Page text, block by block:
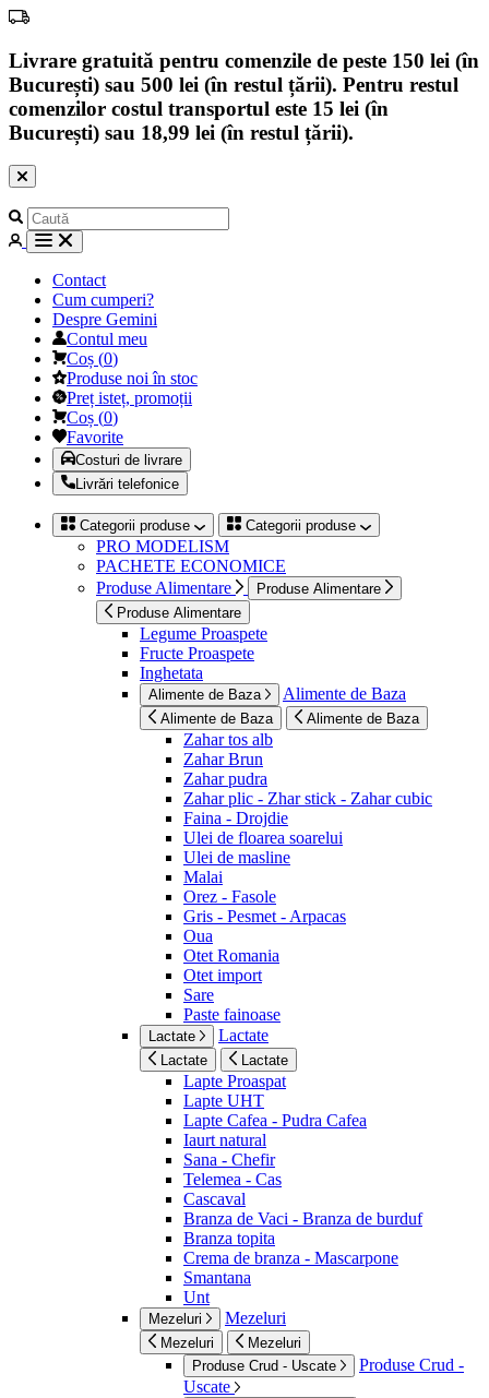
Livrare gratuită pentru comenzile de peste 150 lei (în
București) sau 500 lei (în restul țării). Pentru restul
comenzilor costul transportul este 15 lei (în
București) sau 18,99 lei (în restul țării).
Contact
Cum cumperi?
Despre Gemini
Contul meu
Coș (0)
Produse noi în stoc
Preț isteț, promoții
Coș (0)
Favorite
Costuri de livrare
Livrări telefonice
Categorii produse Categorii produse
PRO MODELISM
PACHETE ECONOMICE
Produse Alimentare
Produse Alimentare
Produse Alimentare
Legume Proaspete
Fructe Proaspete
Inghetata
Alimente de Baza Alimente de Baza
Alimente de Baza Alimente de Baza
Zahar tos alb
Zahar Brun
Zahar pudra
Zahar plic - Zhar stick - Zahar cubic
Faina - Drojdie
Ulei de floarea soarelui
Ulei de masline
Malai
Orez - Fasole
Gris - Pesmet - Arpacas
Oua
Otet Romania
Otet import
Sare
Paste fainoase
Lactate Lactate
Lactate Lactate
Lapte Proaspat
Lapte UHT
Lapte Cafea - Pudra Cafea
Iaurt natural
Sana - Chefir
Telemea - Cas
Cascaval
Branza de Vaci - Branza de burduf
Branza topita
Crema de branza - Mascarpone
Smantana
Unt
Mezeluri Mezeluri
Mezeluri
Mezeluri
Produse Crud - Uscate
Produse Crud -
Uscate